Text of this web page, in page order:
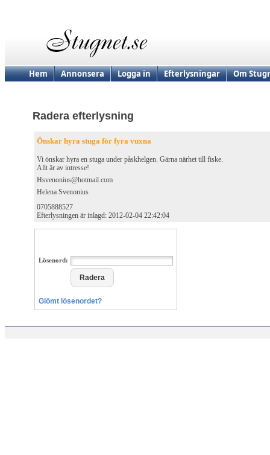
Hem Annonsera Logga in Efterlysningar Om
Radera efterlysning
Önskar hyra stuga för fyra vuxna
Vi önskar hyra en stuga under påskhelgen. Gärna närhet till fiske.
Allt är av intresse!
Hsvenonius@hotmail.com
Helena Svenonius
0705888527
Efterlysningen är inlagd: 2012-02-04 22:42:04
Lösenord:
Glömt lösenordet?